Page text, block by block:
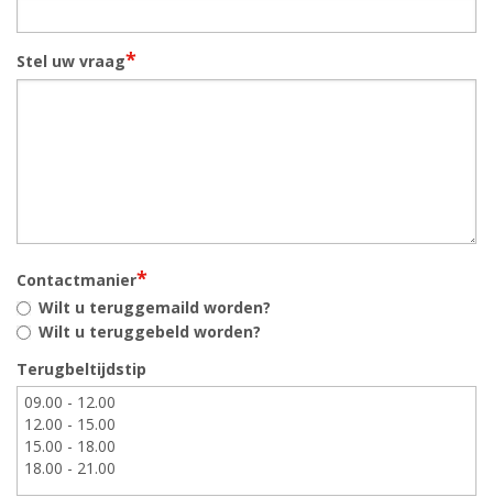
Stel uw vraag*
Contactmanier*
Wilt u teruggemaild worden?
Wilt u teruggebeld worden?
Terugbeltijdstip